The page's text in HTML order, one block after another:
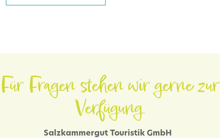
Für Fragen stehen wir gerne zur
Verfügung.
Salzkammergut Touristik GmbH